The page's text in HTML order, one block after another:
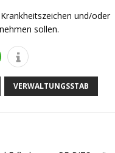
und/oder
sollen.
VERWALTUNGSSTAB